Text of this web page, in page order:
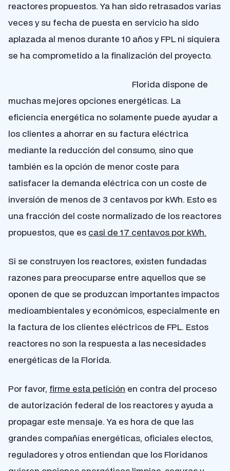
reactores propuestos. Ya han sido retrasados varias
veces y su fecha de puesta en servicio ha sido
aplazada al menos durante 10 años y FPL ni siquiera
se ha comprometido a la finalización del proyecto.
Florida dispone de
muchas mejores opciones energéticas. La
eficiencia energética no solamente puede ayudar a
los clientes a ahorrar en su factura eléctrica
mediante la reducción del consumo, sino que
también es la opción de menor coste para
satisfacer la demanda eléctrica con un coste de
inversión de menos de 3 centavos por kWh. Esto es
una fracción del coste normalizado de los reactores
propuestos, que es casi de 17 centavos por kWh.
Si se construyen los reactores, existen fundadas
razones para preocuparse entre aquellos que se
oponen de que se produzcan importantes impactos
medioambientales y económicos, especialmente en
la factura de los clientes eléctricos de FPL. Estos
reactores no son la respuesta a las necesidades
energéticas de la Florida.
Por favor, firme esta petición en contra del proceso
de autorización federal de los reactores y ayuda a
propagar este mensaje. Ya es hora de que las
grandes compañías energéticas, oficiales electos,
reguladores y otros entiendan que los Floridanos